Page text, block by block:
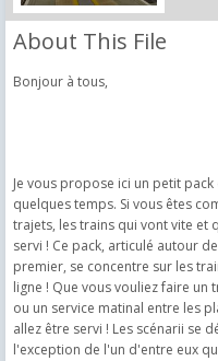
About This File
Bonjour à tous,
Je vous propose ici un petit
quelques temps. Si vous êtes
trajets, les trains qui vont vite et
servi ! Ce pack, articulé autour
premier, se concentre sur les
ligne ! Que vous vouliez faire
ou un service matinal entre les
allez être servi ! Les scénarii se
l'exception de l'un d'entre eux